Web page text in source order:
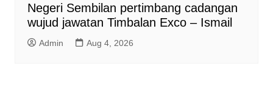
Negeri Sembilan pertimbang cadangan
wujud jawatan Timbalan Exco – Ismail
Admin Aug 4, 2026